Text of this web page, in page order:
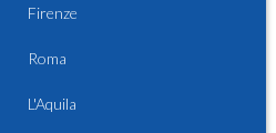
Firenze
Roma
L'Aquila